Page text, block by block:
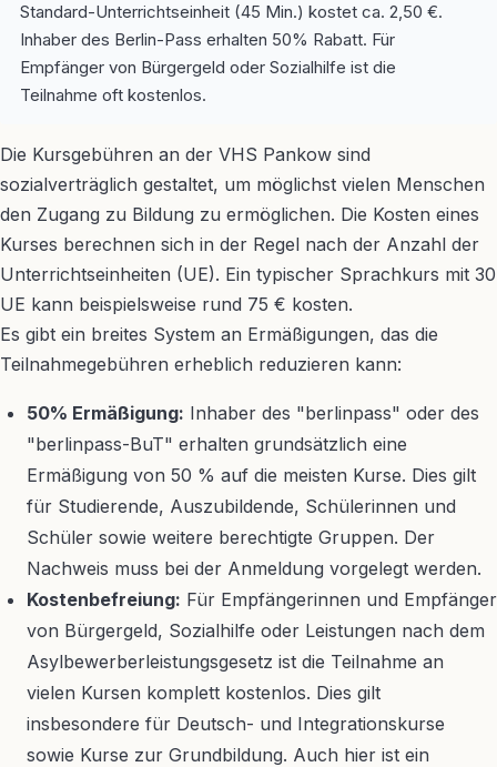
Standard-Unterrichtseinheit (45 Min.) kostet ca. 2,50 €.
Inhaber des Berlin-Pass erhalten 50% Rabatt. Für
Empfänger von Bürgergeld oder Sozialhilfe ist die
Teilnahme oft kostenlos.
Die Kursgebühren an der VHS Pankow sind
sozialverträglich gestaltet, um möglichst vielen Menschen
den Zugang zu Bildung zu ermöglichen. Die Kosten eines
Kurses berechnen sich in der Regel nach der Anzahl der
Unterrichtseinheiten (UE). Ein typischer Sprachkurs mit 30
UE kann beispielsweise rund 75 € kosten.
Es gibt ein breites System an Ermäßigungen, das die
Teilnahmegebühren erheblich reduzieren kann:
50% Ermäßigung: Inhaber des "berlinpass" oder des
"berlinpass-BuT" erhalten grundsätzlich eine
Ermäßigung von 50 % auf die meisten Kurse. Dies gilt
für Studierende, Auszubildende, Schülerinnen und
Schüler sowie weitere berechtigte Gruppen. Der
Nachweis muss bei der Anmeldung vorgelegt werden.
Kostenbefreiung: Für Empfängerinnen und Empfänger
von Bürgergeld, Sozialhilfe oder Leistungen nach dem
Asylbewerberleistungsgesetz ist die Teilnahme an
vielen Kursen komplett kostenlos. Dies gilt
insbesondere für Deutsch- und Integrationskurse
sowie Kurse zur Grundbildung. Auch hier ist ein